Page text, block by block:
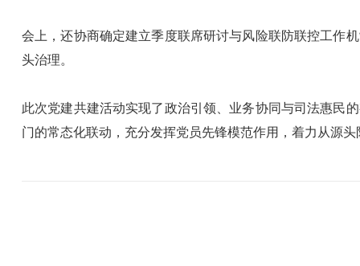
会上，还协商确定建立季度联席研讨与风险联防联控工作
头治理。
此次党建共建活动实现了政治引领、业务协同与司法惠民
门的常态化联动，充分发挥党员先锋模范作用，着力从源